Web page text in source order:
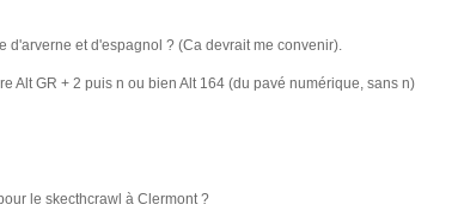
d'arverne et d'espagnol ? (Ca devrait me convenir).
Alt GR + 2 puis n ou bien Alt 164 (du pavé numérique, sans n)
le skecthcrawl à Clermont ?